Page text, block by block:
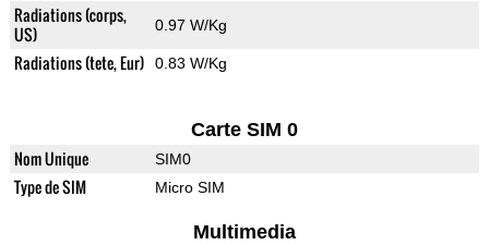
Radiations (corps,
US)
0.97 W/Kg
Radiations (tete, Eur) 0.83 W/Kg
Carte SIM 0
Nom Unique SIM0
Type de SIM Micro SIM
Multimedia